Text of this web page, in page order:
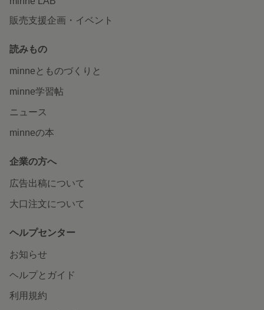
販売支援企画・イベント
読みもの
minneとものづくりと
minne学習帖
ニュース
minneの本
企業の方へ
広告出稿について
大口注文について
ヘルプセンター
お知らせ
ヘルプとガイド
利用規約